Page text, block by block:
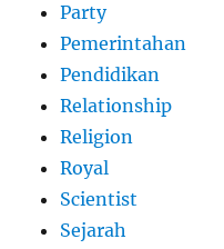
Party
Pemerintahan
Pendidikan
Relationship
Religion
Royal
Scientist
Sejarah